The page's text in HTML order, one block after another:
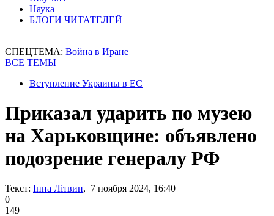
Наука
БЛОГИ ЧИТАТЕЛЕЙ
СПЕЦТЕМА: Война в Иране
ВСЕ ТЕМЫ
Вступление Украины в ЕС
Приказал ударить по музею
на Харьковщине: объявлено
подозрение генералу РФ
Текст: Інна Літвин, 7 ноября 2024, 16:40
0
149